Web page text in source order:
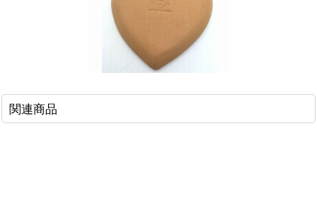
関連商品